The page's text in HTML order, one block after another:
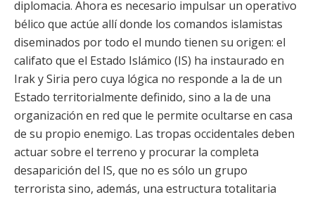
diplomacia. Ahora es necesario impulsar un operativo
bélico que actúe allí donde los comandos islamistas
diseminados por todo el mundo tienen su origen: el
califato que el Estado Islámico (IS) ha instaurado en
Irak y Siria pero cuya lógica no responde a la de un
Estado territorialmente definido, sino a la de una
organización en red que le permite ocultarse en casa
de su propio enemigo. Las tropas occidentales deben
actuar sobre el terreno y procurar la completa
desaparición del IS, que no es sólo un grupo
terrorista sino, además, una estructura totalitaria